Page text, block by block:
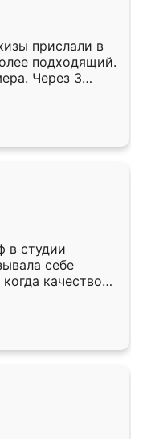
прислали в
подходящий.
Через 3
Остались
Ренессанс
в студии
себе
качеством
уже почти